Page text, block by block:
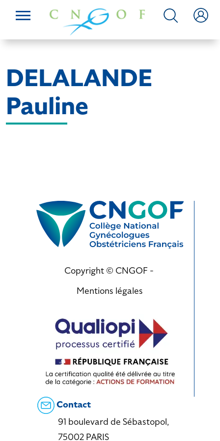
DELALANDE
Pauline
Copyright © CNGOF -
Mentions légales
Contact
91 boulevard de Sébastopol,
75002 PARIS